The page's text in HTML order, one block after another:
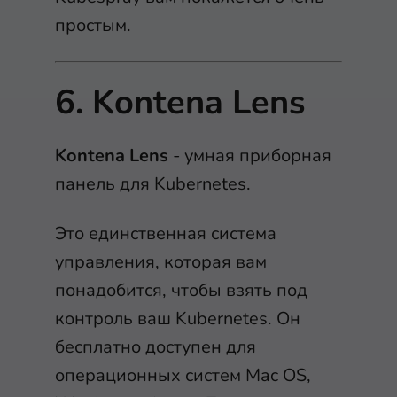
простым.
6. Kontena Lens
Kontena Lens - умная приборная
панель для Kubernetes.
Это единственная система
управления, которая вам
понадобится, чтобы взять под
контроль ваш Kubernetes. Он
бесплатно доступен для
операционных систем Mac OS,